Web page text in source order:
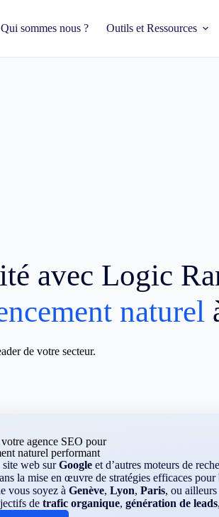
Qui sommes nous ? Outils et Ressources
avec Logic
naturel
de votre secteur.
agence SEO pour
naturel performant
site web surGoogle et d’autres moteurs de
la mise en œuvre de stratégies efficaces
vous soyez à Genève, Lyon, Paris, ou ailleurs
de trafic organique, génération de leads